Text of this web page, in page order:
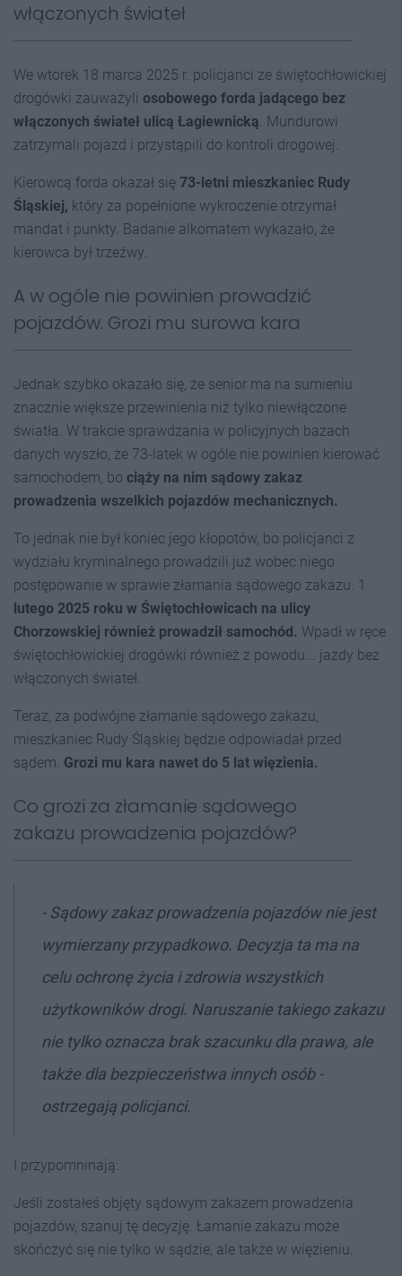
włączonych świateł
We wtorek 18 marca 2025 r. policjanci ze świętochłowickiej
drogówki zauważyli osobowego forda jadącego bez
włączonych świateł ulicą Łagiewnicką. Mundurowi
zatrzymali pojazd i przystąpili do kontroli drogowej.
Kierowcą forda okazał się 73-letni mieszkaniec Rudy
Śląskiej, który za popełnione wykroczenie otrzymał
mandat i punkty. Badanie alkomatem wykazało, że
kierowca był trzeźwy.
A w ogóle nie powinien prowadzić
pojazdów. Grozi mu surowa kara
Jednak szybko okazało się, że senior ma na sumieniu
znacznie większe przewinienia niż tylko niewłączone
światła. W trakcie sprawdzania w policyjnych bazach
danych wyszło, że 73-latek w ogóle nie powinien kierować
samochodem, bo ciąży na nim sądowy zakaz
prowadzenia wszelkich pojazdów mechanicznych.
To jednak nie był koniec jego kłopotów, bo policjanci z
wydziału kryminalnego prowadzili już wobec niego
postępowanie w sprawie złamania sądowego zakazu. 1
lutego 2025 roku w Świętochłowicach na ulicy
Chorzowskiej również prowadził samochód. Wpadł w ręce
świętochłowickiej drogówki również z powodu... jazdy bez
włączonych świateł.
Teraz, za podwójne złamanie sądowego zakazu,
mieszkaniec Rudy Śląskiej będzie odpowiadał przed
sądem. Grozi mu kara nawet do 5 lat więzienia.
Co grozi za złamanie sądowego
zakazu prowadzenia pojazdów?
- Sądowy zakaz prowadzenia pojazdów nie jest
wymierzany przypadkowo. Decyzja ta ma na
celu ochronę życia i zdrowia wszystkich
użytkowników drogi. Naruszanie takiego zakazu
nie tylko oznacza brak szacunku dla prawa, ale
także dla bezpieczeństwa innych osób -
ostrzegają policjanci.
I przypomninają:
Jeśli zostałeś objęty sądowym zakazem prowadzenia
pojazdów, szanuj tę decyzję. Łamanie zakazu może
skończyć się nie tylko w sądzie, ale także w więzieniu.